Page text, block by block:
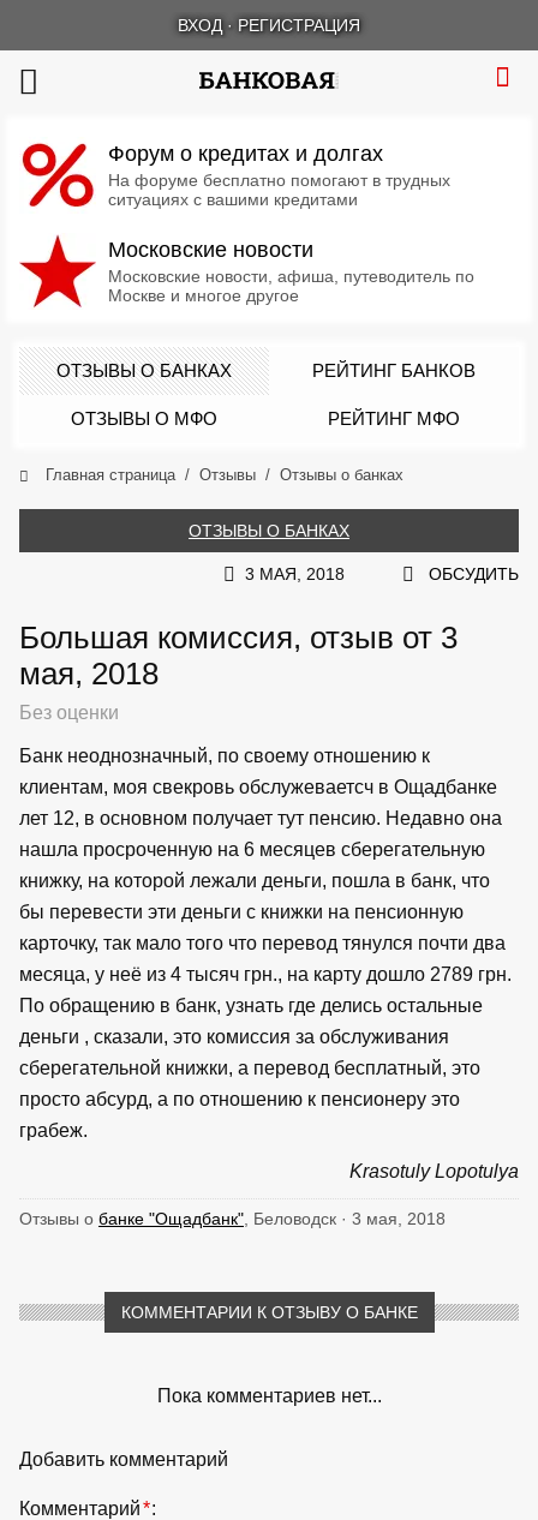
ВХОД · РЕГИСТРАЦИЯ
Форум о кредитах и долгах
На форуме бесплатно помогают в трудных
ситуациях с вашими кредитами
Московские новости
Московские новости, афиша, путеводитель по
Москве и многое другое
ОТЗЫВЫ О БАНКАХ РЕЙТИНГ БАНКОВ
ОТЗЫВЫ О МФО РЕЙТИНГ МФО
Главная страница Отзывы Отзывы о банках
ОТЗЫВЫ О БАНКАХ
3 МАЯ, 2018 ОБСУДИТЬ
Большая комиссия, отзыв от 3
мая, 2018
Без оценки
Банк неоднозначный, по своему отношению к
клиентам, моя свекровь обслужеваетсч в Ощадбанке
лет 12, в основном получает тут пенсию. Недавно она
нашла просроченную на 6 месяцев сберегательную
книжку, на которой лежали деньги, пошла в банк, что
бы перевести эти деньги с книжки на пенсионную
карточку, так мало того что перевод тянулся почти два
месяца, у неё из 4 тысяч грн., на карту дошло 2789 грн.
По обращению в банк, узнать где делись остальные
деньги , сказали, это комиссия за обслуживания
сберегательной книжки, а перевод бесплатный, это
просто абсурд, а по отношению к пенсионеру это
грабеж.
Krasotuly Lopotulya
Отзывы о банке "Ощадбанк" , Беловодск · 3 мая, 2018
КОММЕНТАРИИ К ОТЗЫВУ О БАНКЕ
Пока комментариев нет...
Добавить комментарий
Комментарий*: